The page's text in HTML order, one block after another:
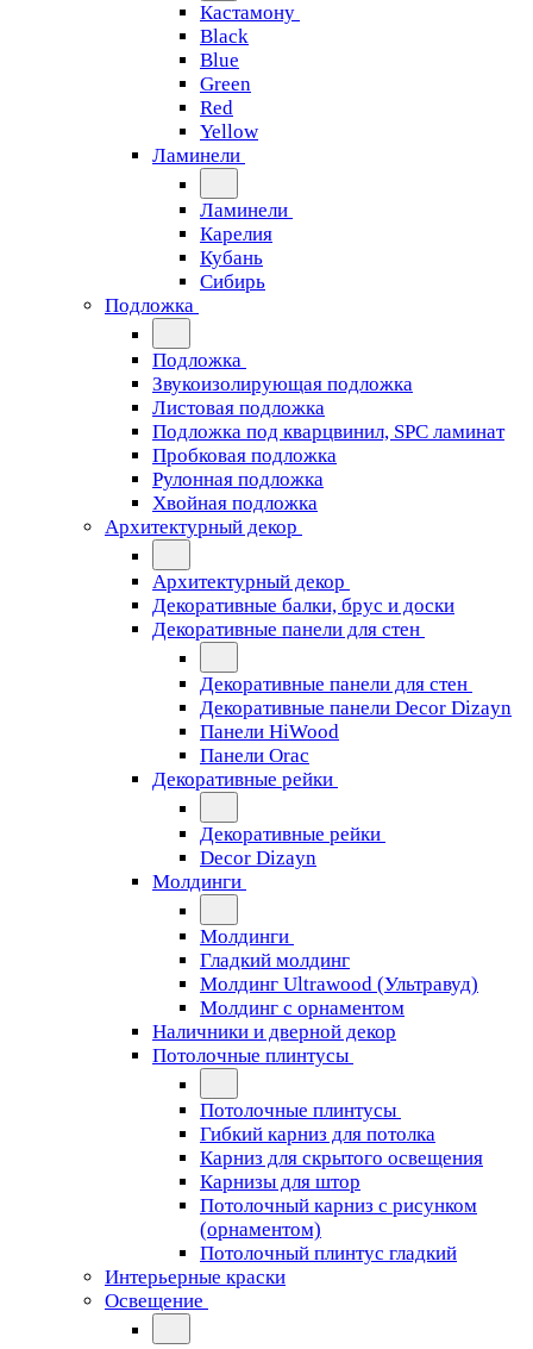
Кастамону
Black
Blue
Green
Red
Yellow
Ламинели
Ламинели
Карелия
Кубань
Сибирь
Подложка
Подложка
Звукоизолирующая подложка
Листовая подложка
Подложка под кварцвинил, SPC ламинат
Пробковая подложка
Рулонная подложка
Хвойная подложка
Архитектурный декор
Архитектурный декор
Декоративные балки, брус и доски
Декоративные панели для стен
Декоративные панели для стен
Декоративные панели Decor Dizayn
Панели HiWood
Панели Orac
Декоративные рейки
Декоративные рейки
Decor Dizayn
Молдинги
Молдинги
Гладкий молдинг
Молдинг Ultrawood (Ультравуд)
Молдинг с орнаментом
Наличники и дверной декор
Потолочные плинтусы
Потолочные плинтусы
Гибкий карниз для потолка
Карниз для скрытого освещения
Карнизы для штор
Потолочный карниз с рисунком
(орнаментом)
Потолочный плинтус гладкий
Интерьерные краски
Освещение